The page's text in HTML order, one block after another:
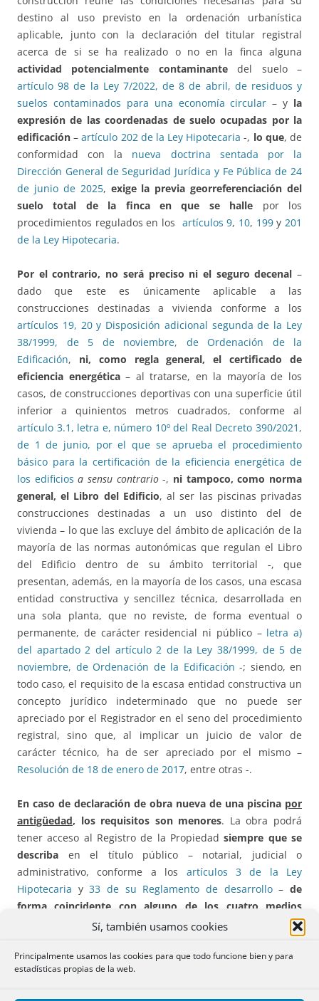
Sí, también usamos cookies
Principalmente usamos las cookies para que todo funcione bien y para
estadísticas propias de la web.
destino al uso previsto en la ordenación urbanística
aplicable, junto con la declaración del titular registral
acerca de si se ha realizado o no en la finca alguna
actividad potencialmente contaminantedel suelo –
artículo 98 de la Ley 7/2022, de 8 de abril, de residuos y
suelos contaminados para una economía circular – y la
expresión de las coordenadas de suelo ocupadas por la
edificación –artículo 202 de la Ley Hipotecaria -, lo que, de
conformidad con la nueva doctrina sentada por la
Dirección General de Seguridad Jurídica y Fe Pública de 24
de junio de 2025, exige la previa georreferenciación del
suelo total de la finca en que se halle por los
procedimientos regulados en los artículos 9, 10, 199y201
de la Ley Hipotecaria.
Por el contrario, no será preciso ni el seguro decenal –
dado que este es únicamente aplicable a las
construcciones destinadas a vivienda conforme a los
artículos 19, 20 y Disposición adicional segunda de la Ley
38/1999, de 5 de noviembre, de Ordenación de la
Edificación, ni, como regla general, el certificado de
eficiencia energética– al tratarse, en la mayoría de los
casos, de construcciones deportivas con una superficie útil
inferior a quinientos metros cuadrados, conforme al
artículo 3.1, letra e, número 10º del Real Decreto 390/2021,
de 1 de junio, por el que se aprueba el procedimiento
básico para la certificación de la eficiencia energética de
los edificios a sensu contrario-, ni tampoco, como norma
general, el Libro del Edificio, al ser las piscinas privadas
construcciones destinadas a un uso distinto del de
vivienda – lo que las excluye del ámbito de aplicación de la
mayoría de las normas autonómicas que regulan el Libro
del Edificio dentro de su ámbito territorial -, que
presentan, además, en la mayoría de los casos, una escasa
entidad constructiva y sencillez técnica, desarrollada en
una sola planta, que no reviste, de forma eventual o
permanente, de carácter residencial ni público – letra a)
del apartado 2 del artículo 2 de la Ley 38/1999, de 5 de
noviembre, de Ordenación de la Edificación -; siendo, en
todo caso, el requisito de la escasa entidad constructiva un
concepto jurídico indeterminado que no puede ser
apreciado por el Registrador en el seno del procedimiento
registral, sino que, al implicar un juicio de valor de
carácter técnico, ha de ser apreciado por el mismo –
Resolución de 18 de enero de 2017, entre otras -.
En caso de declaración de obra nueva de una piscina por
antigüedad, los requisitos son menores. La obra podrá
tener acceso al Registro de la Propiedadsiempre que se
describa en el título público – notarial, judicial o
administrativo, conforme a los artículos 3 de la Ley
Hipotecaria y33 de su Reglamento de desarrollo–de
forma coincidente con alguno de los cuatro medios
prevenidos en la legislación urbanística estatal
para
, esto es, certificación
municipal, certificación de técnico competente, acta
notarial descriptiva de la finca o certificación catastral